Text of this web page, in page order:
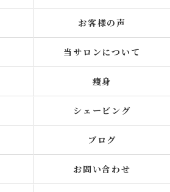
お客様の声
当サロンについて
痩身
シェービング
ブログ
お問い合わせ